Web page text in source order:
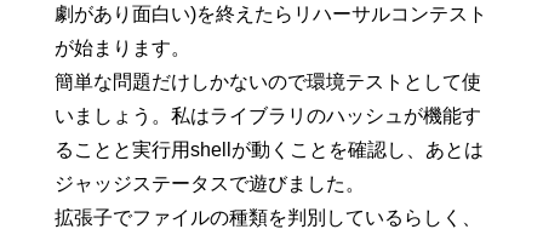
劇があり面白い)を終えたらリハーサルコンテスト
が始まります。
簡単な問題だけしかないので環境テストとして使
いましょう。私はライブラリのハッシュが機能す
ることと実行用shellが動くことを確認し、あとは
ジャッジステータスで遊びました。
拡張子でファイルの種類を判別しているらしく、